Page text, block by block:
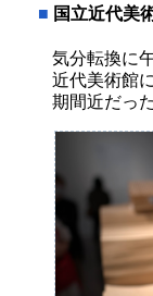
■ 国立近代美
気分転換に
近代美術館
期間近だっ